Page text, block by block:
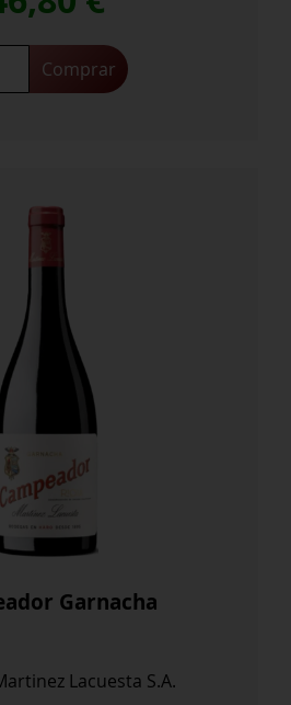
Comprar
Garnacha
Lacuesta S.A.